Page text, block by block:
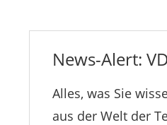
News-Alert:
Alles, was Sie
aus der Welt der